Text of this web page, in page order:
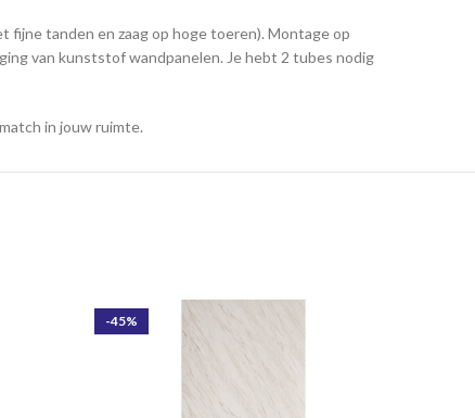
fijne tanden en zaag op hoge toeren). Montage op
van kunststof wandpanelen. Je hebt 2 tubes nodig
in jouw ruimte.
-45%